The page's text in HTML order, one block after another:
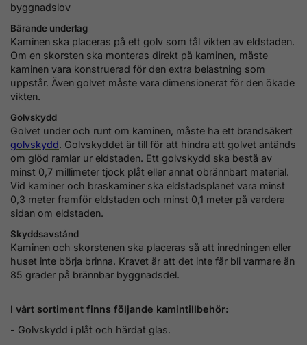
byggnadslov
Bärande underlag
Kaminen ska placeras på ett golv som tål vikten av eldstaden.
Om en skorsten ska monteras direkt på kaminen, måste
kaminen vara konstruerad för den extra belastning som
uppstår. Även golvet måste vara dimensionerat för den ökade
vikten.
Golvskydd
Golvet under och runt om kaminen, måste ha ett brandsäkert
golvskydd. Golvskyddet är till för att hindra att golvet antänds
om glöd ramlar ur eldstaden. Ett golvskydd ska bestå av
minst 0,7 millimeter tjock plåt eller annat obrännbart material.
Vid kaminer och braskaminer ska eldstadsplanet vara minst
0,3 meter framför eldstaden och minst 0,1 meter på vardera
sidan om eldstaden.
Skyddsavstånd
Kaminen och skorstenen ska placeras så att inredningen eller
huset inte börja brinna. Kravet är att det inte får bli varmare än
85 grader på brännbar byggnadsdel.
I vårt sortiment finns följande kamintillbehör:
- Golvskydd i plåt och härdat glas.